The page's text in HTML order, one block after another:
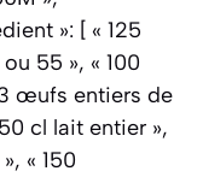
»: [ « 125
55 », « 100
œufs entiers de
cl lait entier »,
« 150